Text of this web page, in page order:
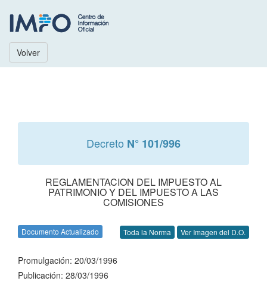
Volver
Decreto N° 101/996
REGLAMENTACION DEL IMPUESTO AL
PATRIMONIO Y DEL IMPUESTO A LAS
COMISIONES
Documento Actualizado Toda la Norma Ver Imagen del D.O.
Promulgación: 20/03/1996
Publicación: 28/03/1996